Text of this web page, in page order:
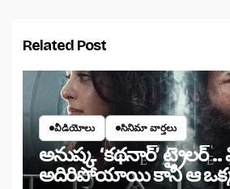
Related Post
వీడియోలు సినిమా వార్తలు
అనుష్క ‘కథనార్’ ట్రైలర్ ..
అదిరిపోయాయి కానీ ఆ